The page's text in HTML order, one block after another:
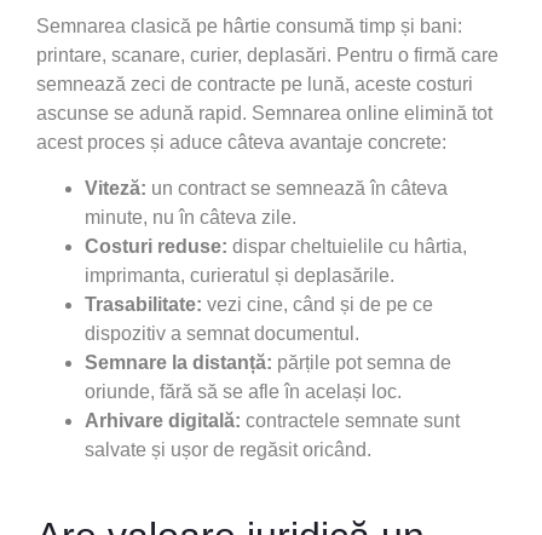
Semnarea clasică pe hârtie consumă timp și bani:
printare, scanare, curier, deplasări. Pentru o firmă care
semnează zeci de contracte pe lună, aceste costuri
ascunse se adună rapid. Semnarea online elimină tot
acest proces și aduce câteva avantaje concrete:
Viteză: un contract se semnează în câteva
minute, nu în câteva zile.
Costuri reduse: dispar cheltuielile cu hârtia,
imprimanta, curieratul și deplasările.
Trasabilitate: vezi cine, când și de pe ce
dispozitiv a semnat documentul.
Semnare la distanță: părțile pot semna de
oriunde, fără să se afle în același loc.
Arhivare digitală: contractele semnate sunt
salvate și ușor de regăsit oricând.